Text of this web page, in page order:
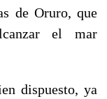
de Oruro, que
el mar
dispuesto, ya